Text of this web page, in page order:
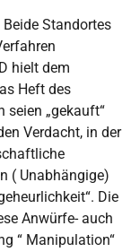
Standortes
hielt dem
Heft des
seien „gekauft“
Verdacht, in der
( Unabhängige)
Die
Anwürfe- auch
“ Manipulation“